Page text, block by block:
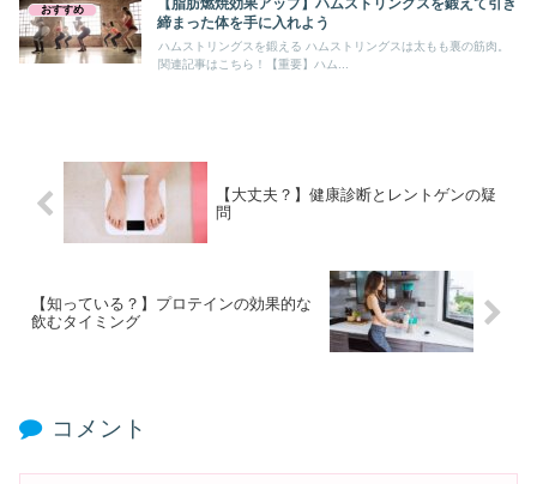
おすすめ
【脂肪燃焼効果アップ】ハムストリングスを鍛えて引き
締まった体を手に入れよう
ハムストリングスを鍛える ハムストリングスは太もも裏の筋肉。
関連記事はこちら！【重要】ハム...
【大丈夫？】健康診断とレントゲンの疑
問
【知っている？】プロテインの効果的な
飲むタイミング
コメント